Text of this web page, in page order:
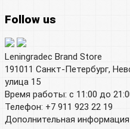
Follow us
Leningradec Brand Store
191011 Санкт-Петербург,
улица 15
Время работы: с 11:00 до
Телефон: +7 911 923 22 19
Дополнительная информация